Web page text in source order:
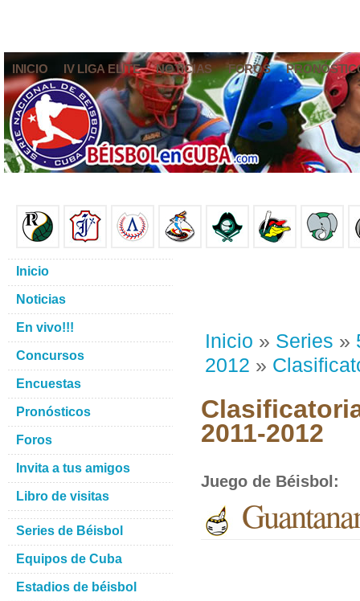
INICIO IV LIGA ELITE NOTICIAS FOROS
Inicio » Series »
2012 »
2011-2012
Juego de Béisbol :
Inicio
Noticias
En vivo!!!
Concursos
Encuestas
Pronósticos
Foros
Invita a tus amigos
Libro de visitas
Series de Béisbol
Equipos de Cuba
Estadios de béisbol